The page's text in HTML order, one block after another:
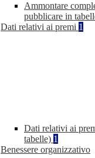
Ammontare
pubblicare in
Dati relativi ai premi 1
Dati relativi ai
tabelle) 1
Benessere organizzativo